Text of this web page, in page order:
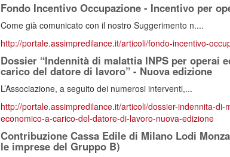
Fondo Incentivo Occupazione - Incentivo per
Come già comunicato con il nostro Suggerimento n....
http://portale.assimpredilance.it/articoli/fondo-incentivo-
Dossier “Indennità di malattia INPS per operai
carico del datore di lavoro” - Nuova edizione
L’Associazione, a seguito dei numerosi interventi,...
http://portale.assimpredilance.it/articoli/dossier-indennita-
economico-a-carico-del-datore-di-lavoro-nuova-edizione
Contribuzione Cassa Edile di Milano Lodi
le imprese del Gruppo B)